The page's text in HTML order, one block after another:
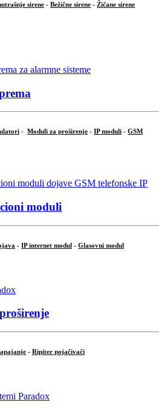
sirene - Bežične sirene - Žičane sirene
- Moduli za proširenje - IP moduli - GSM
moduli
- IP internet modul - Glasovni modul
- Ripiter pojačivači